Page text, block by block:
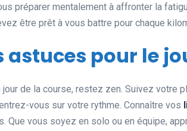
préparer mentalement à affronter la
être prêt à vous battre pour chaque
astuces pour le
jour de la course, restez zen. Suivez
vous sur votre rythme. Connaître vos
Que vous soyez en solo ou en équipe,